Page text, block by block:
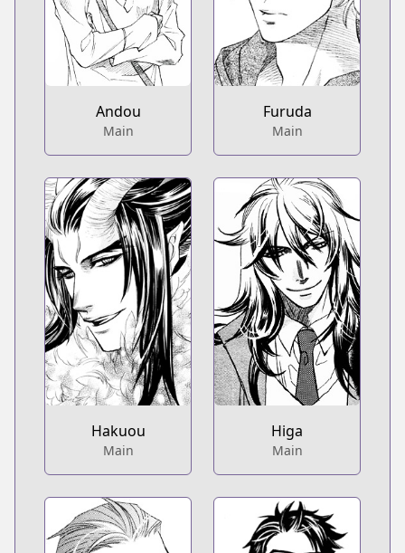
Andou
Main
Furuda
Main
Hakuou
Main
Higa
Main